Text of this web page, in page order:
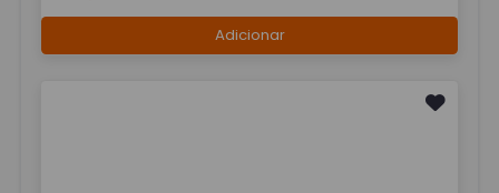
Adicionar